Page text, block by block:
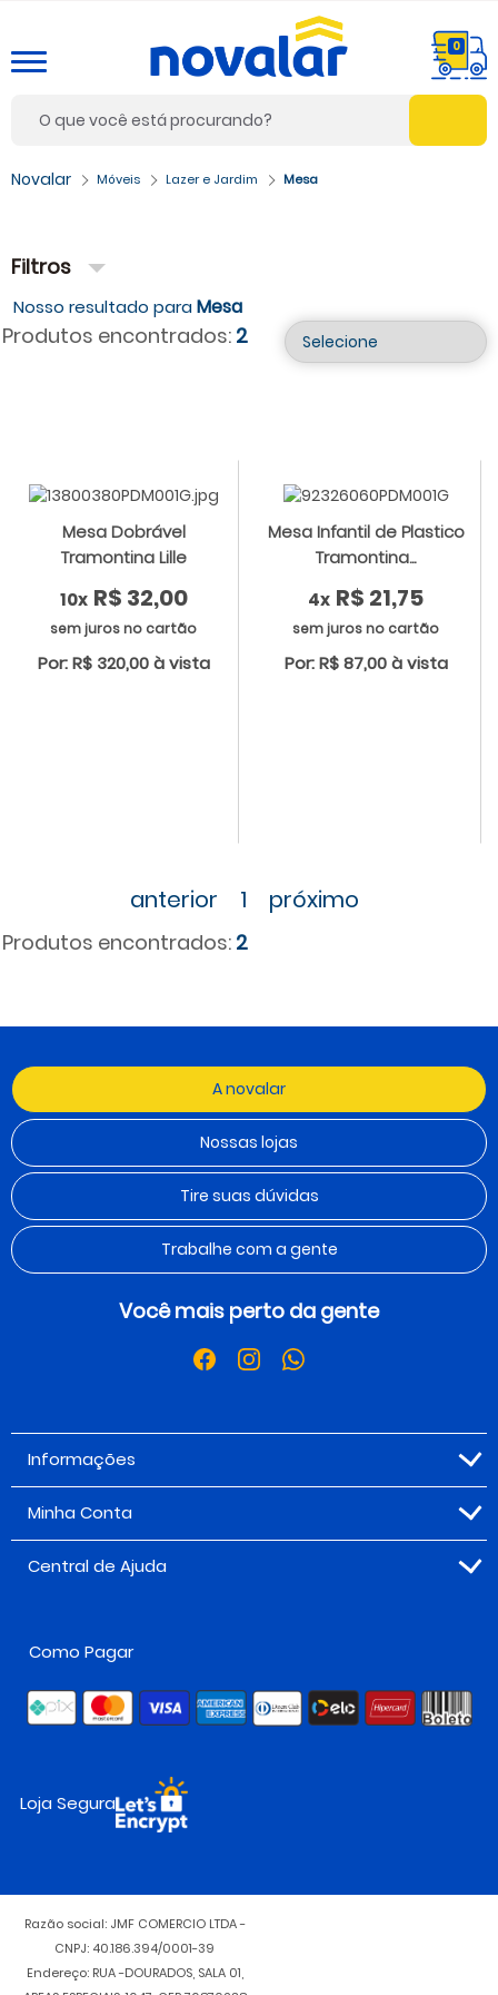
0
Móveis Lazer e Jardim Mesa
Filtros
Mesa
Produtos encontrados: 2
Mesa Dobrável
Tramontina Lille
10x R$ 32,00
sem juros no cartão
Por: R$ 320,00 à vista
Mesa Infantil de Plastico
Tramontina...
4x R$ 21,75
sem juros no cartão
Por: R$ 87,00 à vista
anterior 1 próximo
Produtos encontrados: 2
A novalar
Nossas lojas
Tire suas dúvidas
Trabalhe com a gente
Você mais perto da gente
Informações
Minha Conta
Central de Ajuda
Como Pagar
Loja Segura
Razão social: JMF COMERCIO LTDA -
CNPJ: 40.186.394/0001-39
Endereço: RUA -DOURADOS, SALA 01,